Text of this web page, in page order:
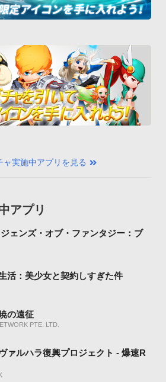
ャ実施中アプリを見る
アプリ
ェンズ・オブ・ファンタジー：ブ
活：美少女と契約しすぎた件
の遠征
PTE. LTD.
ァルハラ復興プロジェクト - 爆速R